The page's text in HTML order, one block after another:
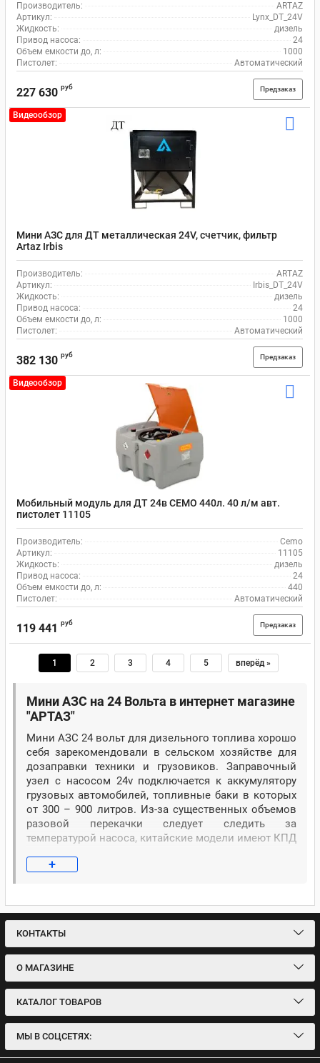
Производитель:
ARTAZ
Артикул:
Lynx_DT_24V
Жидкость:
дизель
Привод насоса:
24
Объем емкости до, л:
1000
Пистолет:
Автоматический
227 630 руб Предзаказ
Видеообзор
Мини АЗС для ДТ металлическая 24V, счетчик, фильтр
Artaz Irbis
Производитель:
ARTAZ
Артикул:
Irbis_DT_24V
Жидкость:
дизель
Привод насоса:
24
Объем емкости до, л:
1000
Пистолет:
Автоматический
382 130 руб Предзаказ
Видеообзор
Мобильный модуль для ДТ 24в CEMO 440л. 40 л/м авт.
пистолет 11105
Производитель:
Cemo
Артикул:
11105
Жидкость:
дизель
Привод насоса:
24
Объем емкости до, л:
440
Пистолет:
Автоматический
119 441 руб Предзаказ
1 2 3 4 5 вперёд »
Мини АЗС на 24 Вольта в интернет магазине
"АРТАЗ"
Мини АЗС 24 вольт для дизельного топлива хорошо
себя зарекомендовали в сельском хозяйстве для
дозаправки техники и грузовиков. Заправочный
узел с насосом 24v подключается к аккумулятору
грузовых автомобилей, топливные баки в которых
от 300 – 900 литров. Из-за существенных объемов
разовой перекачки следует следить за
температурой насоса, китайские модели имеют КПД
энергии тратят на нагрев. В летний сезон с
На мини АЗС для дизеля 24 вольт часто
устанавливают фильтры, чтобы на форсунках
импортной техники не образовывался нагар.
+
КОНТАКТЫ
О МАГАЗИНЕ
КАТАЛОГ ТОВАРОВ
МЫ В СОЦСЕТЯХ: